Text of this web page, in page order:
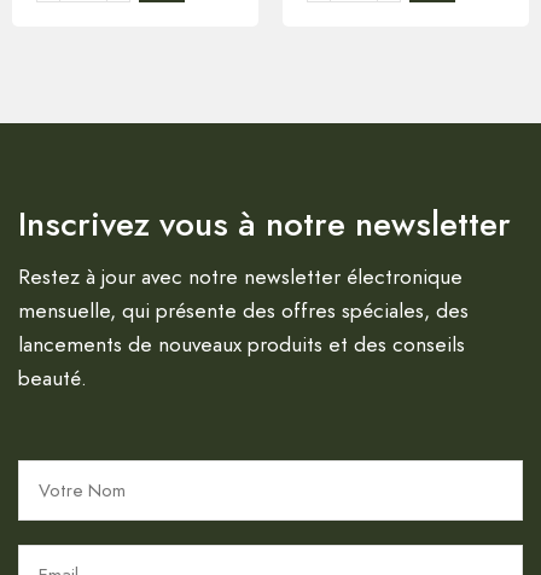
Inscrivez vous à notre newsletter
Restez à jour avec notre newsletter électronique
mensuelle, qui présente des offres spéciales, des
lancements de nouveaux produits et des conseils
beauté.